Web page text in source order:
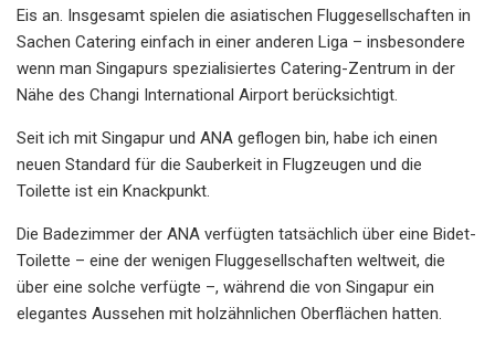
Eis an. Insgesamt spielen die asiatischen Fluggesellschaften in
Sachen Catering einfach in einer anderen Liga – insbesondere
wenn man Singapurs spezialisiertes Catering-Zentrum in der
Nähe des Changi International Airport berücksichtigt.
Seit ich mit Singapur und ANA geflogen bin, habe ich einen
neuen Standard für die Sauberkeit in Flugzeugen und die
Toilette ist ein Knackpunkt.
Die Badezimmer der ANA verfügten tatsächlich über eine Bidet-
Toilette – eine der wenigen Fluggesellschaften weltweit, die
über eine solche verfügte –, während die von Singapur ein
elegantes Aussehen mit holzähnlichen Oberflächen hatten.